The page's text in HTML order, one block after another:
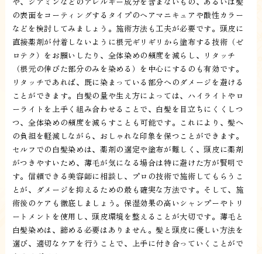
の表面をコーティングするタイプのヘアマニキュアや酸性カラー
などを検討してみましょう。施術方法も工夫が必要です。頭皮に
直接薬剤が付着しないように根元ギリギリから塗布する技術（ゼ
ロテク）をお願いしたり、全体染めの頻度を減らし、リタッチ
（根元の伸びた部分のみを染める）を中心にするのも有効です。
リタッチであれば、既に染まっている部分へのダメージを避ける
ことができます。白髪の量や生え方によっては、ハイライトやロ
ーライトを上手く組み合わせることで、白髪を目立ちにくくしつ
つ、全体染めの頻度を減らすことも可能です。これにより、髪へ
の負担を軽減しながら、おしゃれな印象を保つことができます。
セルフでの白髪染めは、薬剤の選定や塗布が難しく、頭皮に薬剤
がつきやすいため、薄毛が気になる場合は特に避けた方が賢明で
す。信頼できる美容師に相談し、プロの技術で施術してもらうこ
とが、ダメージを抑えるための最も確実な方法です。そして、施
術後のケアも徹底しましょう。保湿効果の高いシャンプーやトリ
ートメントを使用し、頭皮環境を整えることが大切です。薄毛と
白髪染めは、諦める必要はありません。髪と頭皮に優しい方法を
選び、適切なケアを行うことで、上手に付き合っていくことがで